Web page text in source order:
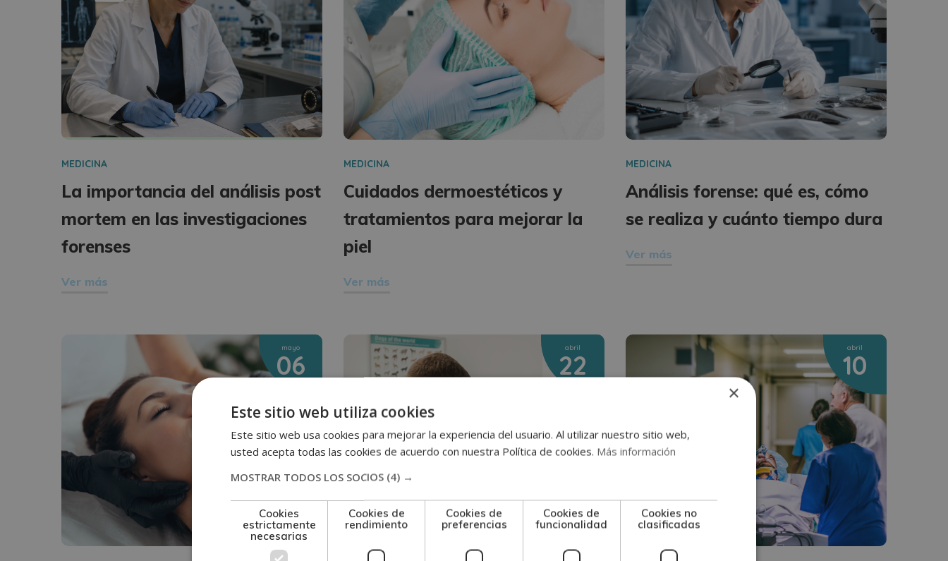
MEDICINA
La importancia del análisis post
mortem en las investigaciones
forenses
Ver más
MEDICINA
Cuidados dermoestéticos y
tratamientos para mejorar la
piel
Ver más
MEDICINA
Análisis forense: qué es, cómo
se realiza y cuánto tiempo dura
Ver más
mayo
06
abril
22
abril
10
×
Este sitio web utiliza cookies
Este sitio web usa cookies para mejorar la experiencia del usuario. Al utilizar nuestro sitio web,
usted acepta todas las cookies de acuerdo con nuestra Política de cookies. Más información
MOSTRAR TODOS LOS SOCIOS (4) →
Cookies
estrictamente
necesarias
Cookies de
rendimiento
Cookies de
preferencias
Cookies de
funcionalidad
Cookies no
clasificadas